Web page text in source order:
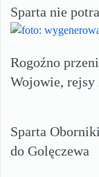
Sparta nie
Rogoźno
Wojowie, rejsy
Sparta
do Golęczewa